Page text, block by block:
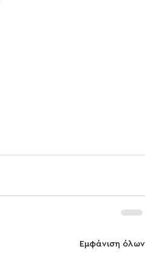
Εμφάνιση όλων